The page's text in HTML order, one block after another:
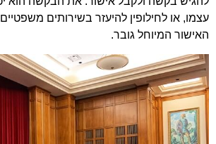
עצמו, או לחילופין להיעזר בשירותים
האישור המיוחל גובר.